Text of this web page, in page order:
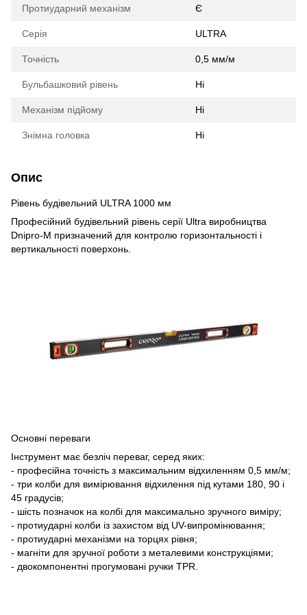
Протиударний механізм Є
Серія ULTRA
Точність 0,5 мм/м
Бульбашковий рівень Ні
Механізм підйому Ні
Знімна головка Ні
Опис
Рівень будівельний ULTRA 1000 мм
Професійний будівельний рівень серії Ultra виробництва
Dnipro-M призначений для контролю горизонтальності і
вертикальності поверхонь.
Основні переваги
Інструмент має безліч переваг, серед яких:
- професійна точність з максимальним відхиленням 0,5 мм/м;
- три колби для вимірювання відхилення під кутами 180, 90 і
45 градусів;
- шість позначок на колбі для максимально зручного виміру;
- протиударні колби із захистом від UV-випромінювання;
- протиударні механізми на торцях рівня;
- магніти для зручної роботи з металевими конструкціями;
- двокомпонентні прогумовані ручки TPR.